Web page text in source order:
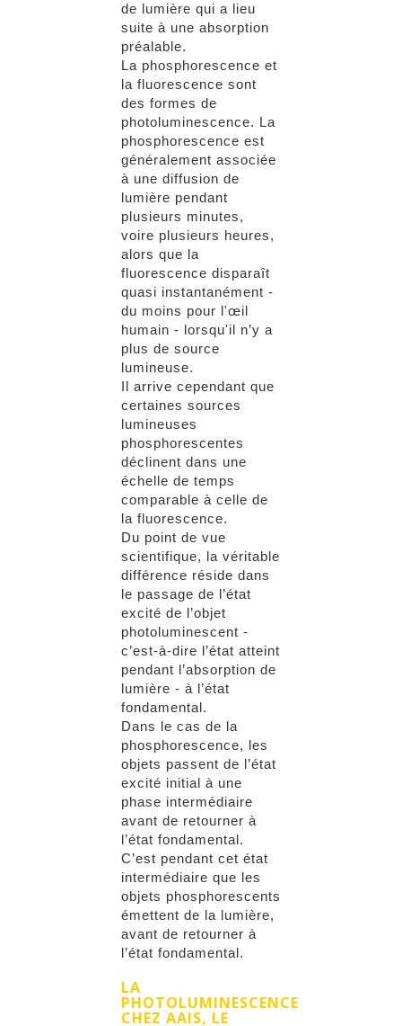
de lumière qui a lieu
suite à une absorption
préalable.
La phosphorescence et
la fluorescence sont
des formes de
photoluminescence. La
phosphorescence est
généralement associée
à une diffusion de
lumière pendant
plusieurs minutes,
voire plusieurs heures,
alors que la
fluorescence disparaît
quasi instantanément -
du moins pour l'œil
humain - lorsqu'il n’y a
plus de source
lumineuse.
Il arrive cependant que
certaines sources
lumineuses
phosphorescentes
déclinent dans une
échelle de temps
comparable à celle de
la fluorescence.
Du point de vue
scientifique, la véritable
différence réside dans
le passage de l’état
excité de l’objet
photoluminescent -
c’est-à-dire l’état atteint
pendant l’absorption de
lumière - à l’état
fondamental.
Dans le cas de la
phosphorescence, les
objets passent de l’état
excité initial à une
phase intermédiaire
avant de retourner à
l’état fondamental.
C’est pendant cet état
intermédiaire que les
objets phosphorescents
émettent de la lumière,
avant de retourner à
l’état fondamental.
LA
PHOTOLUMINESCENCE
CHEZ AAIS, LE